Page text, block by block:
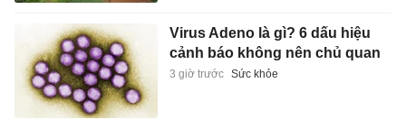
Virus Adeno là gì? 6 dấu hiệu
cảnh báo không nên chủ quan
3 giờ trước Sức khỏe